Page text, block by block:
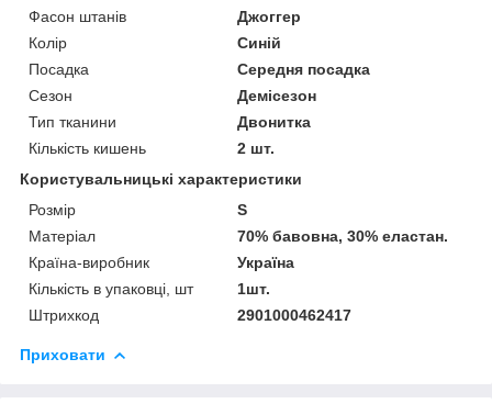
Фасон штанів
Джоггер
Колір
Синій
Посадка
Середня посадка
Сезон
Демісезон
Тип тканини
Двонитка
Кількість кишень
2 шт.
Користувальницькі характеристики
Розмір
S
Матеріал
70% бавовна, 30% еластан.
Країна-виробник
Україна
Кількість в упаковці, шт
1шт.
Штрихкод
2901000462417
Приховати